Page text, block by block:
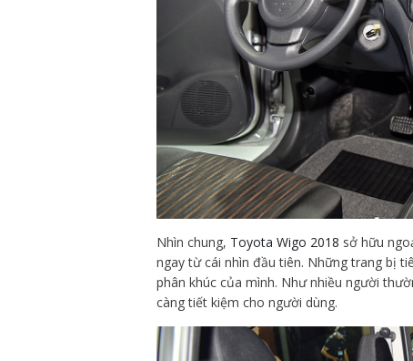
Nhìn chung, Toyota Wigo 2018 sở hữu
ngay từ cái nhìn đầu tiên. Những trang bị
phân khúc của mình. Như nhiều người
càng tiết kiệm cho người dùng.